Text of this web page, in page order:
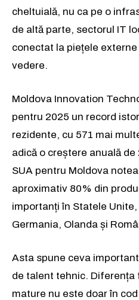
cheltuială, nu ca pe o
de altă parte, sectorul IT
conectat la piețele
vedere.
Moldova Innovation
pentru 2025 un record
rezidente, cu 571 mai
adică o creștere anuală
SUA pentru Moldova
aproximativ 80% din
importanți în Statele
Germania, Olanda și
Asta spune ceva
de talent tehnic. Diferența
mature nu este doar în